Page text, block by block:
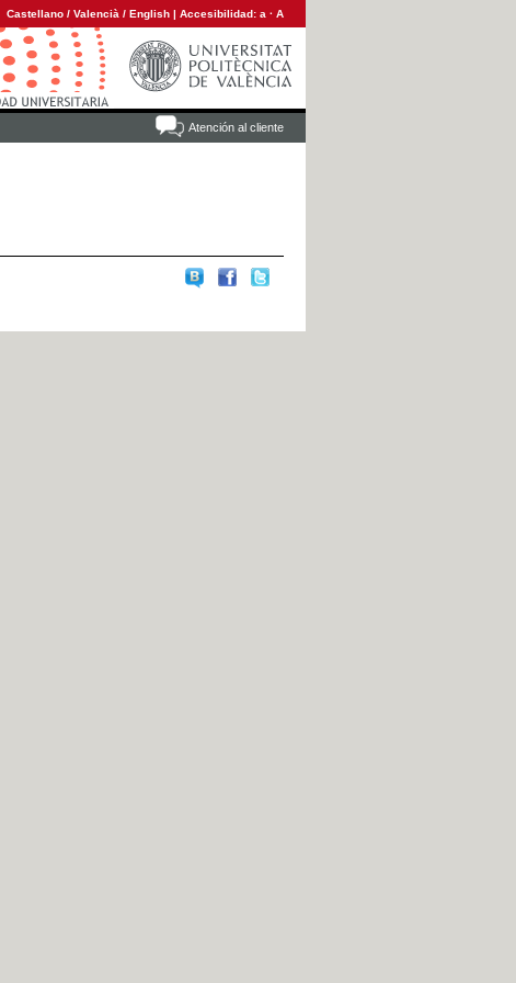
Castellano / Valencià / English | Accesibilidad: a · A
Atención al cliente